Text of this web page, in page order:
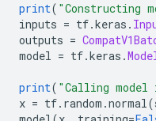
print( "Constructing
inputs = tf.keras .
outputs =
model = tf.keras .
print( "Calling model
x = tf. random .normal(